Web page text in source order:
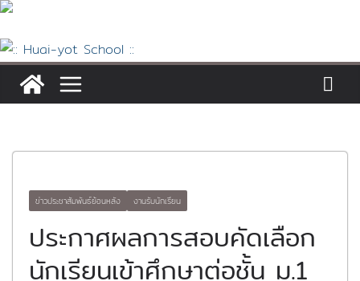
Skip
content
ข่าวประชาสัมพันธ์ย้อนหลัง งานรับนักเรียน
ประกาศผลการสอบคัดเลือก
นักเรียนเข้าศึกษาต่อชั้น ม.1